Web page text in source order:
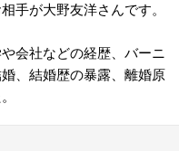
手が大野友洋さんです。
会社などの経歴、バーニ
、結婚歴の暴露、離婚原